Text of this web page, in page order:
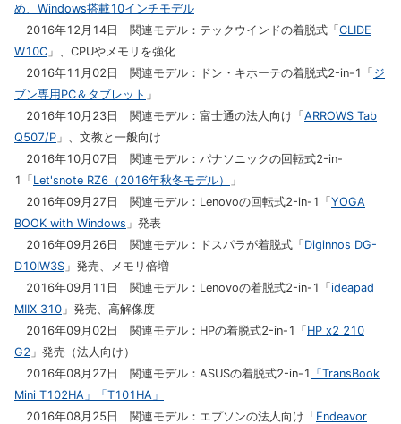
め、Windows搭載10インチモデル
2016年12月14日 関連モデル：テックウインドの着脱式「CLIDE
W10C 」、CPUやメモリを強化
2016年11月02日 関連モデル：ドン・キホーテの着脱式2-in-1「ジ
ブン専用PC＆タブレット 」
2016年10月23日 関連モデル：富士通の法人向け「ARROWS Tab
Q507/P 」、文教と一般向け
2016年10月07日 関連モデル：パナソニックの回転式2-in-
1「Let'snote RZ6（2016年秋冬モデル）
」
2016年09月27日 関連モデル：Lenovoの回転式2-in-1「YOGA
BOOK with Windows 」発表
2016年09月26日 関連モデル：ドスパラが着脱式「Diginnos DG-
D10IW3S 」発売、メモリ倍増
2016年09月11日 関連モデル：Lenovoの着脱式2-in-1「ideapad
MIIX 310 」発売、高解像度
2016年09月02日 関連モデル：HPの着脱式2-in-1「HP x2 210
G2 」発売（法人向け）
2016年08月27日 関連モデル：ASUSの着脱式2-in-1 「TransBook
Mini T102HA」「T101HA」
2016年08月25日 関連モデル：エプソンの法人向け「Endeavor